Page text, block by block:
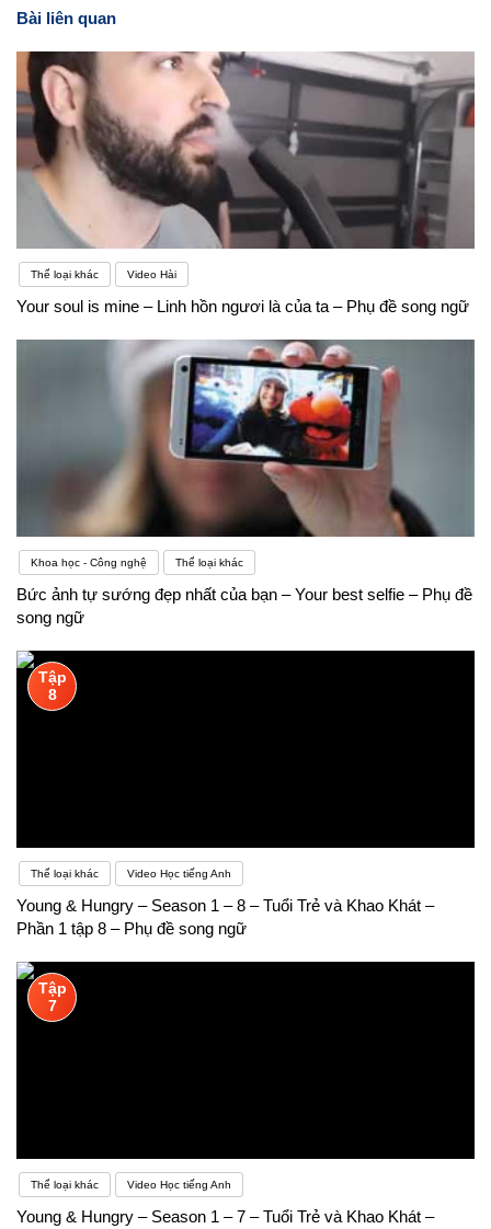
Bài liên quan
Thể loại khác Video Hài
Your soul is mine – Linh hồn ngươi là của ta – Phụ đề song ngữ
Khoa học - Công nghệ Thể loại khác
Bức ảnh tự sướng đẹp nhất của bạn – Your best selfie – Phụ đề
song ngữ
Tập
8
Thể loại khác Video Học tiếng Anh
Young & Hungry – Season 1 – 8 – Tuổi Trẻ và Khao Khát –
Phần 1 tập 8 – Phụ đề song ngữ
Tập
7
Thể loại khác Video Học tiếng Anh
Young & Hungry – Season 1 – 7 – Tuổi Trẻ và Khao Khát –